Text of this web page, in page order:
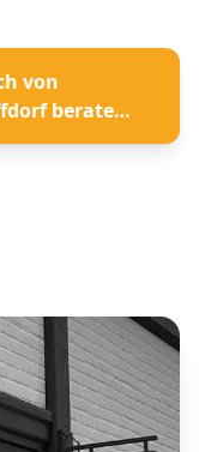
von
beraten